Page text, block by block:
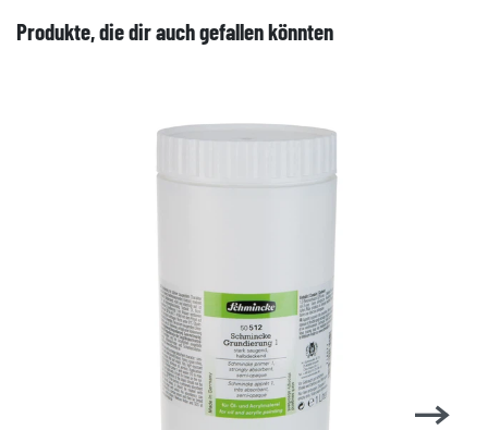
Produkte, die dir auch gefallen könnten